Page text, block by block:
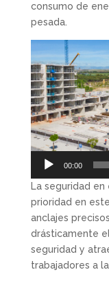
consumo de
pesada.
Reproductor
de
vídeo
00:00
La seguridad
prioridad en
anclajes
drásticamente
seguridad y
trabajadores a